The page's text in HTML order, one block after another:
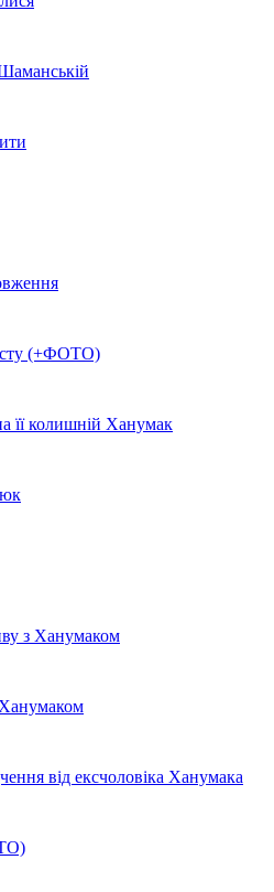
(+ФОТО)
її колишній Ханумак
з Ханумаком
Ханумаком
від ексчоловіка Ханумака